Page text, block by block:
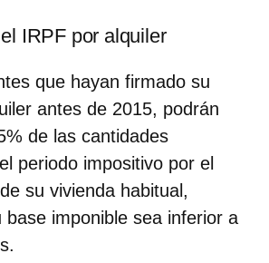
IRPF por alquiler
que hayan firmado su
antes de 2015, podrán
de las cantidades
periodo impositivo por el
su vivienda habitual,
base imponible sea inferior a